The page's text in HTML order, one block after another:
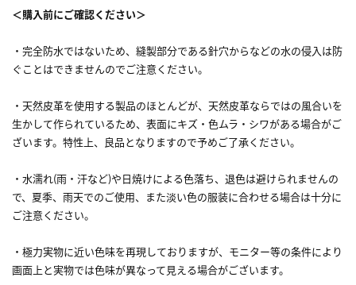
＜購入前にご確認ください＞
・完全防水ではないため、縫製部分である針穴からなどの水の侵入は防
ぐことはできませんのでご注意ください。
・天然皮革を使用する製品のほとんどが、天然皮革ならではの風合いを
生かして作られているため、表面にキズ・色ムラ・シワがある場合がご
ざいます。特性上、良品となりますので予めご了承ください。
・水濡れ(雨・汗など)や日焼けによる色落ち、退色は避けられませんの
で、夏季、雨天でのご使用、また淡い色の服装に合わせる場合は十分に
ご注意ください。
・極力実物に近い色味を再現しておりますが、モニター等の条件により
画面上と実物では色味が異なって見える場合がございます。